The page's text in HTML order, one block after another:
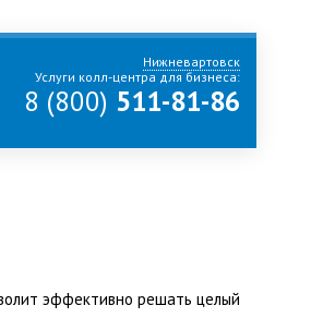
Нижневартовск
Услуги колл-центра для бизнеса:
8 (800) 511-81-86
эффективно решать целый